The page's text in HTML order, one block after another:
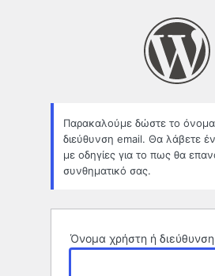
Παρακαλούμε δώστε το
διεύθυνση email. Θα λάβετε
με οδηγίες για το πως θα
συνθηματικό σας.
Όνομα χρήστη ή